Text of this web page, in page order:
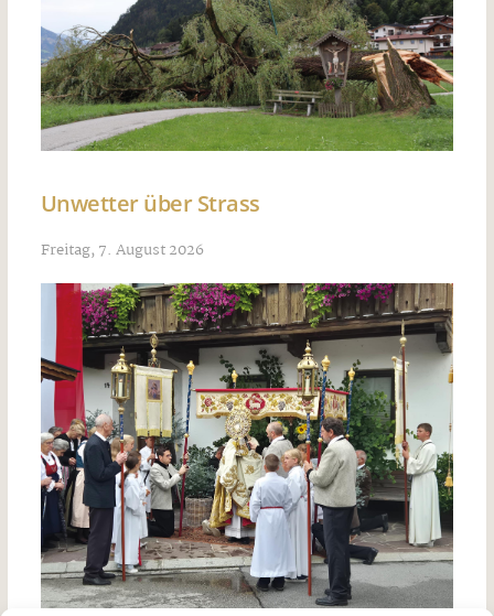
Unwetter über Strass
Freitag, 7. August 2026